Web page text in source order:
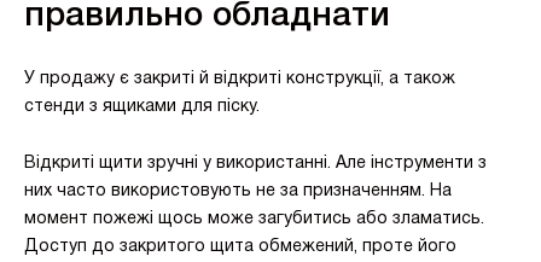
правильно обладнати
У продажу є закриті й відкриті конструкції, а також
стенди з ящиками для піску.
Відкриті щити зручні у використанні. Але інструменти з
них часто використовують не за призначенням. На
момент пожежі щось може загубитись або зламатись.
Доступ до закритого щита обмежений, проте його